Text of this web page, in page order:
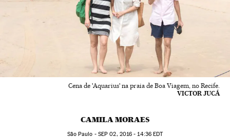
Cena de 'Aquarius' na praia de Boa Viagem, no Recife.
VICTOR JUCÁ
CAMILA MORAES
São Paulo - SEP 02, 2016 - 14:36EDT